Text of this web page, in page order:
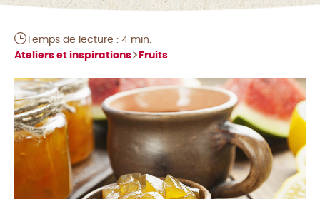
Temps de lecture : 4 min.
Ateliers et inspirations
Fruits